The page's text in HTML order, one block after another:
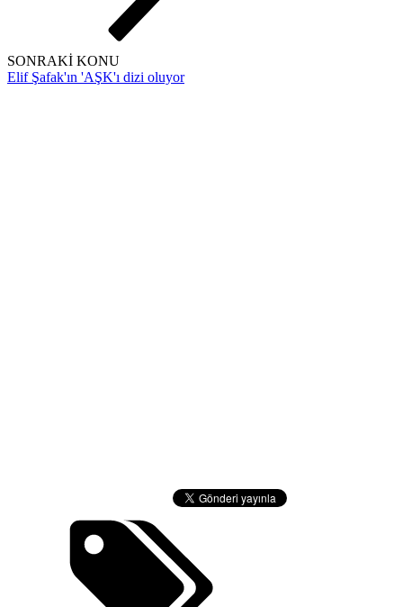
SONRAKİ KONU
Elif Şafak'ın 'AŞK'ı dizi oluyor